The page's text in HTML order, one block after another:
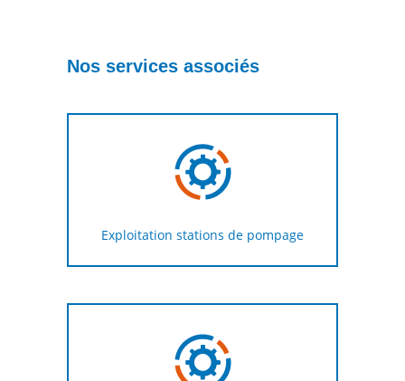
Nos services associés
Exploitation stations de pompage